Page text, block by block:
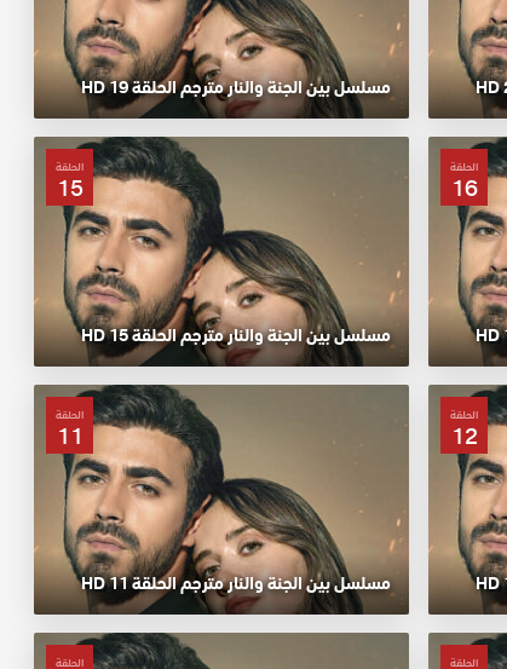
مسلسل بين الجنة والنار مترجم الحلقة 19 HD
الحلقة
16
الحلقة
15
مسلسل بين الجنة والنار مترجم الحلقة 15 HD
الحلقة
12
الحلقة
11
مسلسل بين الجنة والنار مترجم الحلقة 11 HD
الحلقة الحلقة